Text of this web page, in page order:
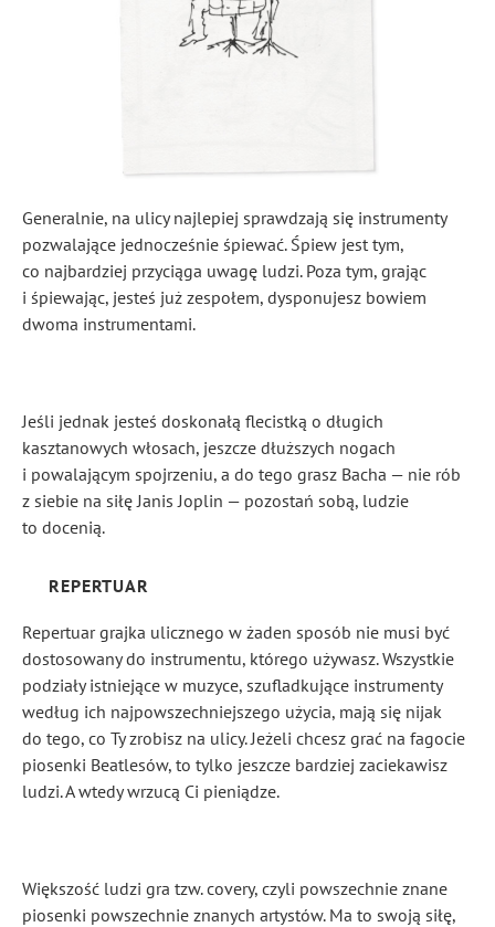
Generalnie, na ulicy najlepiej sprawdzają się instrumenty
pozwalające jednocześnie śpiewać. Śpiew jest tym,
co najbardziej przyciąga uwagę ludzi. Poza tym, grając
i śpiewając, jesteś już zespołem, dysponujesz bowiem
dwoma instrumentami.
Jeśli jednak jesteś doskonałą flecistką o długich
kasztanowych włosach, jeszcze dłuższych nogach
i powalającym spojrzeniu, a do tego grasz Bacha — nie rób
z siebie na siłę Janis Joplin — pozostań sobą, ludzie
to docenią.
REPERTUAR
Repertuar grajka ulicznego w żaden sposób nie musi być
dostosowany do instrumentu, którego używasz. Wszystkie
podziały istniejące w muzyce, szufladkujące instrumenty
według ich najpowszechniejszego użycia, mają się nijak
do tego, co Ty zrobisz na ulicy. Jeżeli chcesz grać na fagocie
piosenki Beatlesów, to tylko jeszcze bardziej zaciekawisz
ludzi. A wtedy wrzucą Ci pieniądze.
Większość ludzi gra tzw. covery, czyli powszechnie znane
piosenki powszechnie znanych artystów. Ma to swoją siłę,